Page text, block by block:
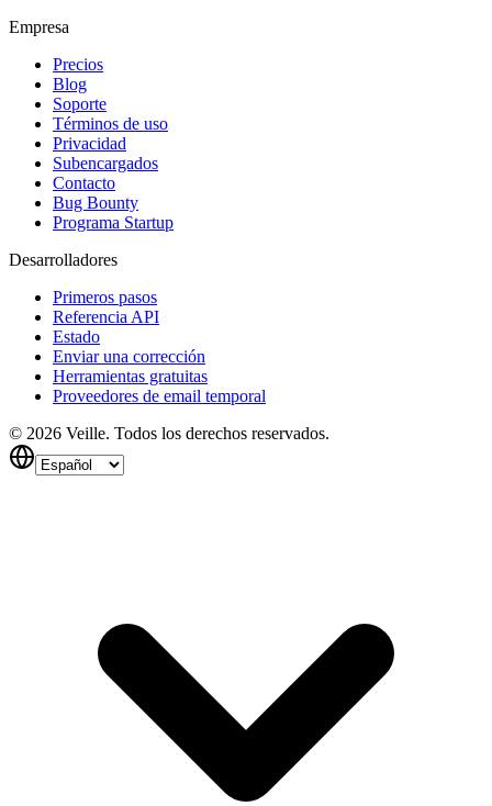
Empresa
Precios
Blog
Soporte
Términos de uso
Privacidad
Subencargados
Contacto
Bug Bounty
Programa Startup
Desarrolladores
Primeros pasos
Referencia API
Estado
Enviar una corrección
Herramientas gratuitas
Proveedores de email temporal
© 2026 Veille. Todos los derechos reservados.